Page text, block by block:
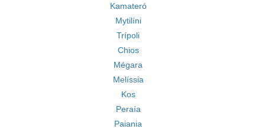
Kamateró
Mytilíni
Trípoli
Chios
Mégara
Melíssia
Kos
Peraía
Paiania